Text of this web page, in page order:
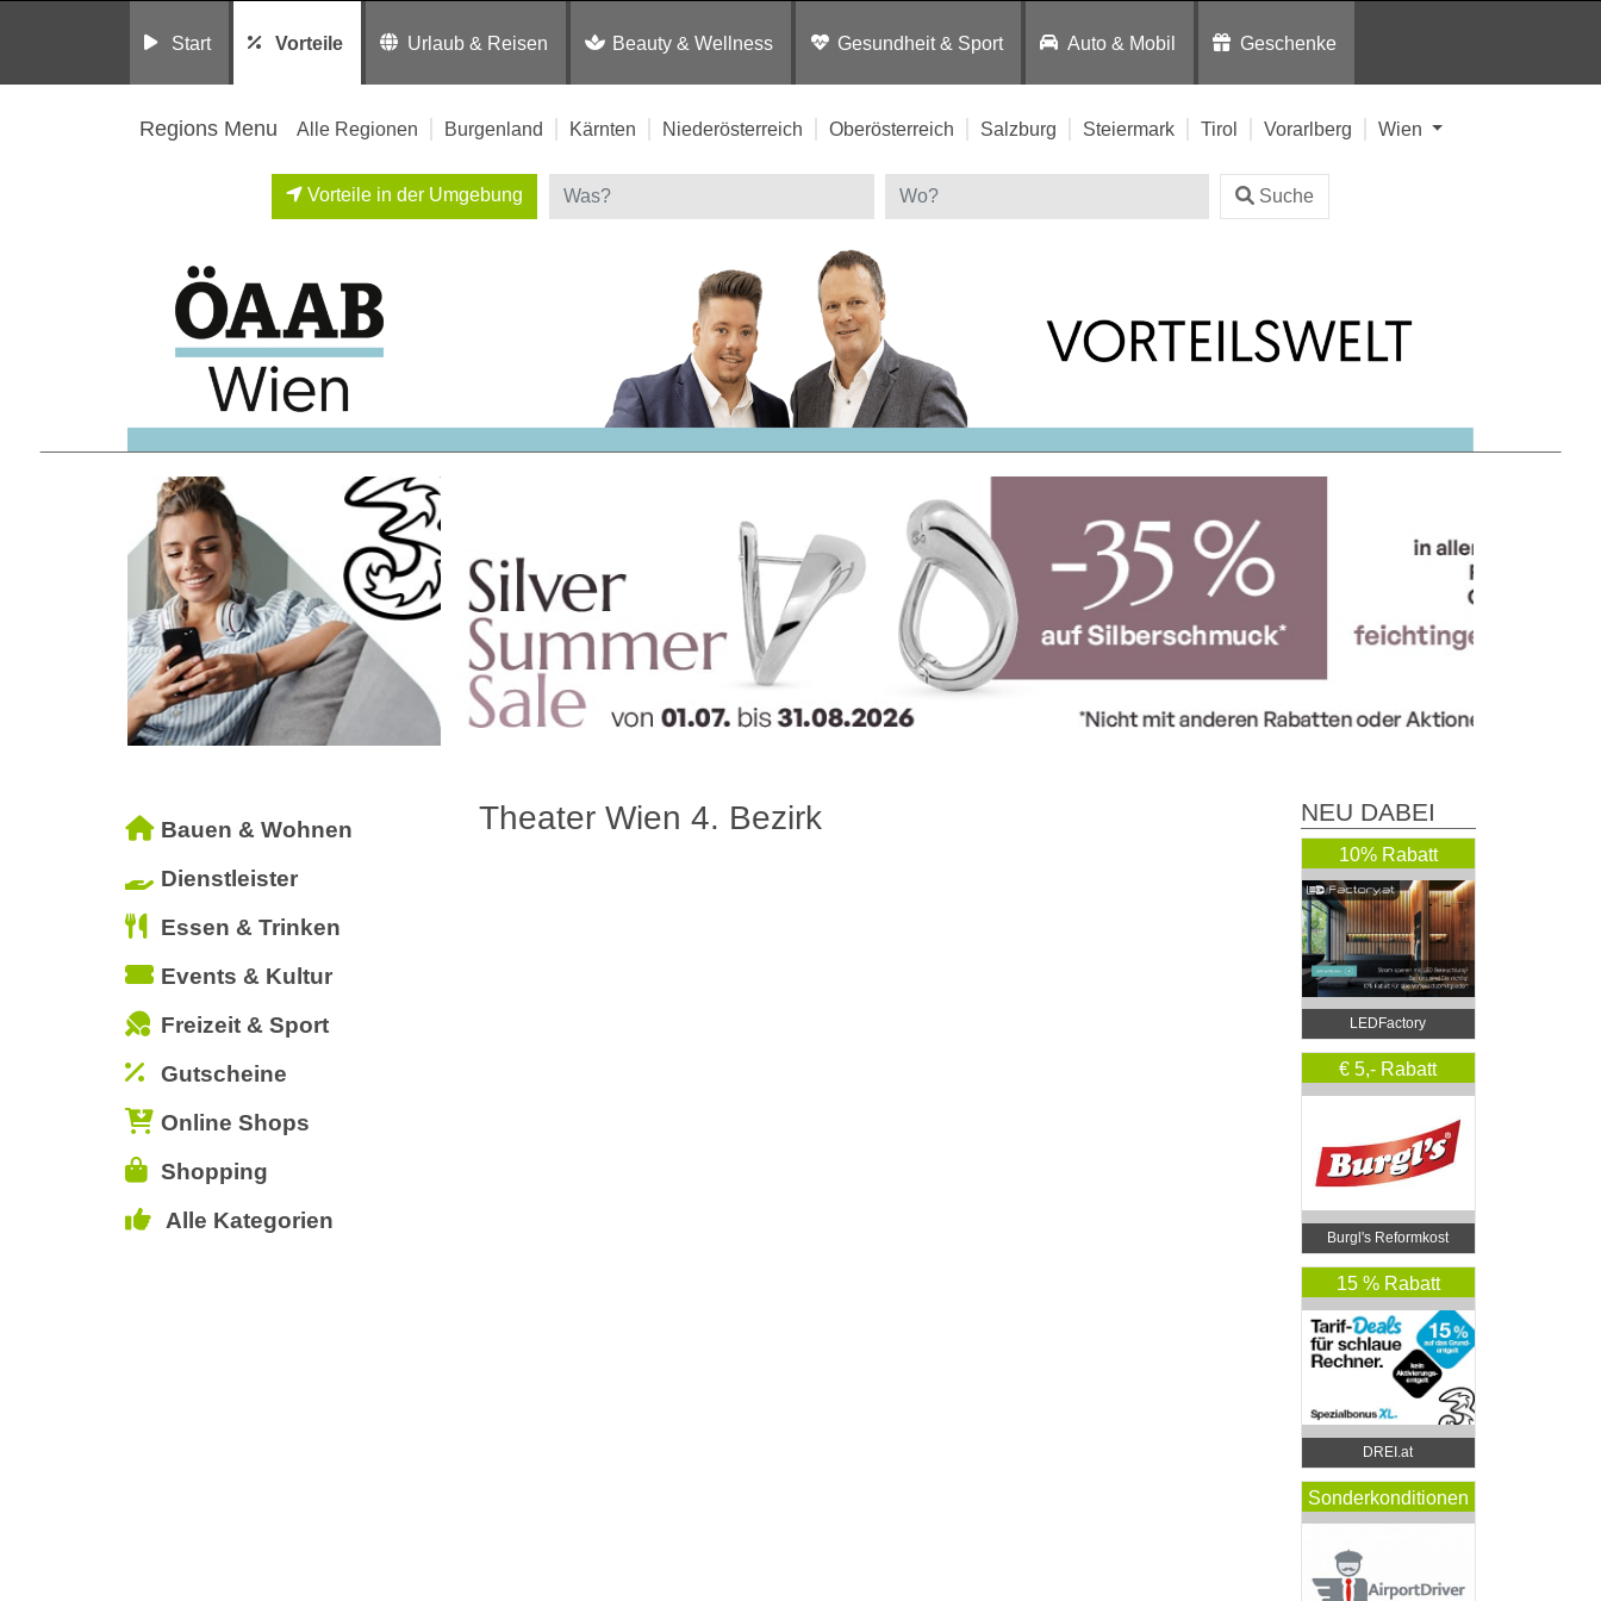
Start Vorteile Urlaub & Reisen Beauty & Wellness Gesundheit & Sport Auto & Mobil Geschenke
Regions Menu Alle Regionen Burgenland Kärnten Niederösterreich Oberösterreich Salzburg Steiermark Tirol Vorarlberg Wien
Vorteile in der Umgebung Suche
Bauen & Wohnen
Dienstleister
Essen & Trinken
Events & Kultur
Freizeit & Sport
Gutscheine
Online Shops
Shopping
Alle Kategorien
Theater Wien 4. Bezirk NEU DABEI
10% Rabatt
LEDFactory
€ 5,- Rabatt
Burgl's Reformkost
15 % Rabatt
DREI.at
Sonderkonditionen